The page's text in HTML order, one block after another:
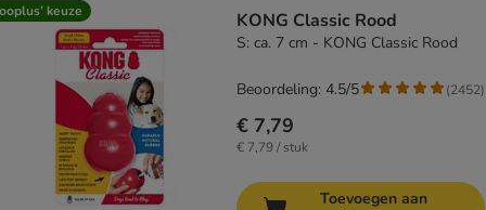
keuze KONG Classic Rood
S: ca. 7 cm - KONG Classic Rood
€ 7,79
€ 7,79 / stuk
Beoordeling: 4.5/5 (2452)
Toevoegen aan